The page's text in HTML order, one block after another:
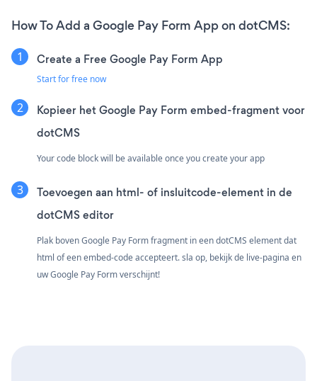
How To Add a Google Pay Form App on dotCMS:
Create a Free Google Pay Form App
Start for free now
Kopieer het Google Pay Form embed-fragment voor
dotCMS
Your code block will be available once you create your app
Toevoegen aan html- of insluitcode-element in de
dotCMS editor
Plak boven Google Pay Form fragment in een dotCMS element dat
html of een embed-code accepteert. sla op, bekijk de live-pagina en
uw Google Pay Form verschijnt!